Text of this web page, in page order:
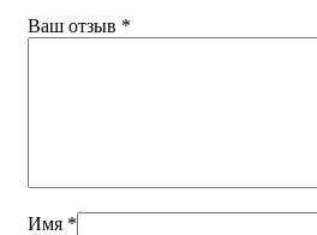
Ваш отзыв *
Имя *